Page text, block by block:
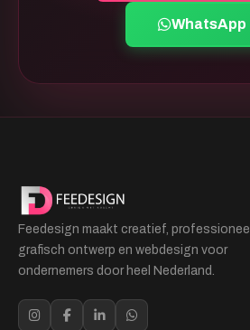
WhatsApp
Feedesign maakt creatief, professioneel
grafisch ontwerp en webdesign voor
ondernemers door heel Nederland.